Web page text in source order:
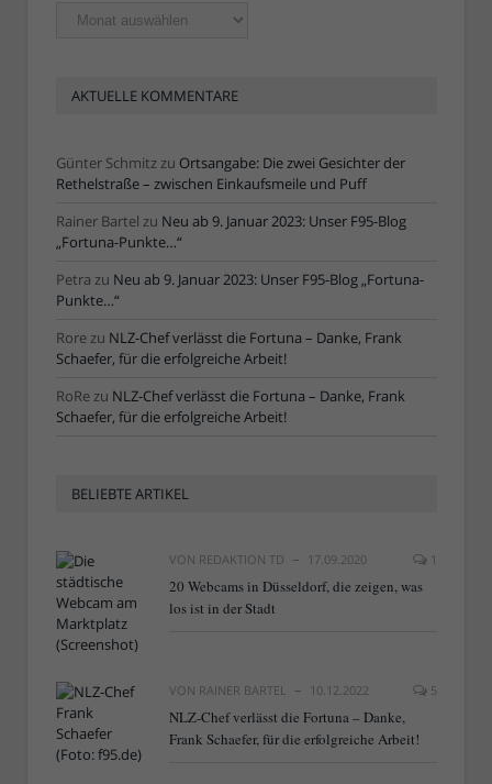
Ältere
Artikel
AKTUELLE KOMMENTARE
Günter Schmitzzu Ortsangabe: Die zwei Gesichter der
Rethelstraße – zwischen Einkaufsmeile und Puff
Rainer Bartel zu Neu ab 9. Januar 2023: Unser F95-Blog
„Fortuna-Punkte…“
Petra zu Neu ab 9. Januar 2023: Unser F95-Blog „Fortuna-
Punkte…“
Rorezu NLZ-Chef verlässt die Fortuna – Danke, Frank
Schaefer, für die erfolgreiche Arbeit!
RoRezu NLZ-Chef verlässt die Fortuna – Danke, Frank
Schaefer, für die erfolgreiche Arbeit!
BELIEBTE ARTIKEL
VON REDAKTION TD 17.09.2020 1
20 Webcams in Düsseldorf, die zeigen, was
los ist in der Stadt
VON RAINER BARTEL 10.12.2022 5
NLZ-Chef verlässt die Fortuna – Danke,
Frank Schaefer, für die erfolgreiche Arbeit!